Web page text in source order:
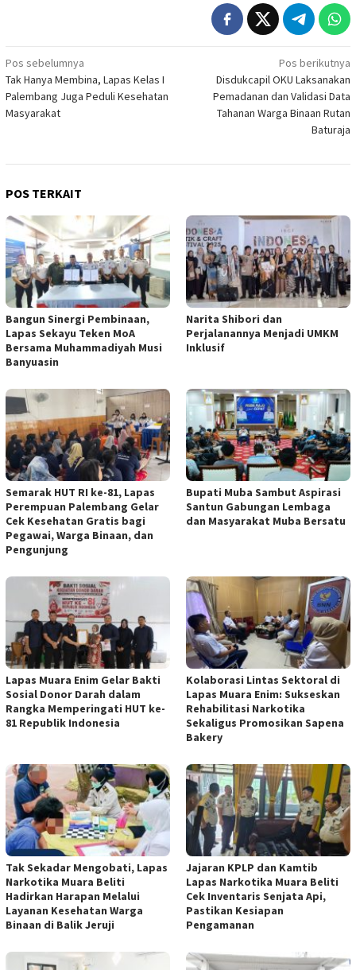
Navigasi
pos
Pos sebelumnya
Tak Hanya Membina, Lapas Kelas I
Palembang Juga Peduli Kesehatan
Masyarakat
Pos berikutnya
Disdukcapil OKU Laksanakan
Pemadanan dan Validasi Data
Tahanan Warga Binaan Rutan
Baturaja
POS TERKAIT
Bangun Sinergi Pembinaan,
Lapas Sekayu Teken MoA
Bersama Muhammadiyah Musi
Banyuasin
Narita Shibori dan
Perjalanannya Menjadi UMKM
Inklusif
Semarak HUT RI ke-81, Lapas
Perempuan Palembang Gelar
Cek Kesehatan Gratis bagi
Pegawai, Warga Binaan, dan
Pengunjung
Bupati Muba Sambut Aspirasi
Santun Gabungan Lembaga
dan Masyarakat Muba Bersatu
Lapas Muara Enim Gelar Bakti
Sosial Donor Darah dalam
Rangka Memperingati HUT ke-
81 Republik Indonesia
Kolaborasi Lintas Sektoral di
Lapas Muara Enim: Sukseskan
Rehabilitasi Narkotika
Sekaligus Promosikan Sapena
Bakery
Tak Sekadar Mengobati, Lapas
Narkotika Muara Beliti
Hadirkan Harapan Melalui
Layanan Kesehatan Warga
Binaan di Balik Jeruji
Jajaran KPLP dan Kamtib
Lapas Narkotika Muara Beliti
Cek Inventaris Senjata Api,
Pastikan Kesiapan
Pengamanan